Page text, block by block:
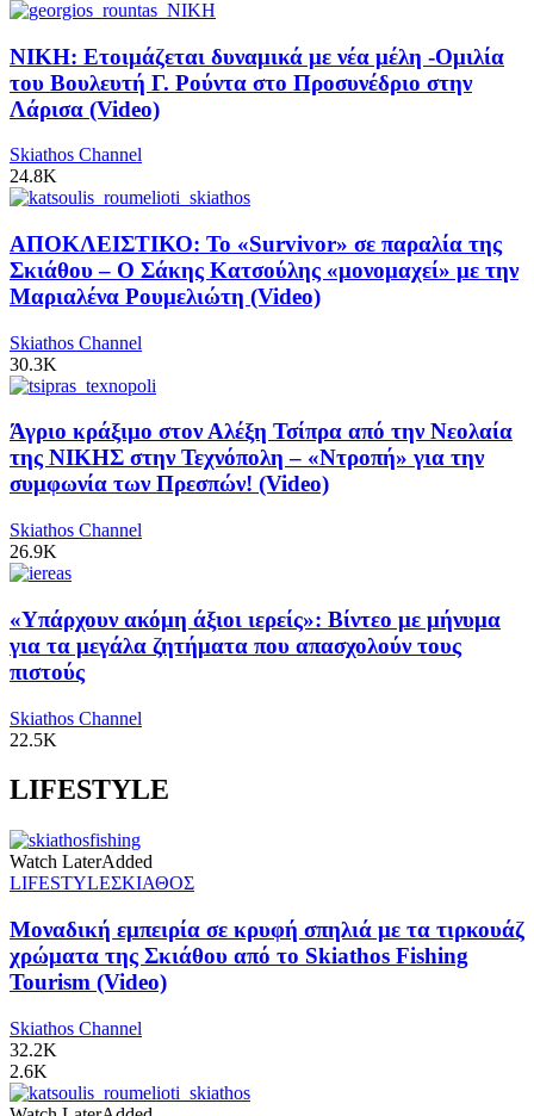
ΝΙΚΗ: Ετοιμάζεται δυναμικά με νέα μέλη -Ομιλία
του Βουλευτή Γ. Ρούντα στο Προσυνέδριο στην
Λάρισα (Video)
Skiathos Channel
24.8K
ΑΠΟΚΛΕΙΣΤΙΚΟ: Το «Survivor» σε παραλία της
Σκιάθου – Ο Σάκης Κατσούλης «μονομαχεί» με την
Μαριαλένα Ρουμελιώτη (Video)
Skiathos Channel
30.3K
Άγριο κράξιμο στον Αλέξη Τσίπρα από την Νεολαία
της ΝΙΚΗΣ στην Τεχνόπολη – «Ντροπή» για την
συμφωνία των Πρεσπών! (Video)
Skiathos Channel
26.9K
«Υπάρχουν ακόμη άξιοι ιερείς»: Βίντεο με μήνυμα
για τα μεγάλα ζητήματα που απασχολούν τους
πιστούς
Skiathos Channel
22.5K
LIFESTYLE
Watch LaterAdded
LIFESTYLEΣΚΙΑΘΟΣ
Μοναδική εμπειρία σε κρυφή σπηλιά με τα τιρκουάζ
χρώματα της Σκιάθου από το Skiathos Fishing
Tourism (Video)
Skiathos Channel
32.2K
2.6K